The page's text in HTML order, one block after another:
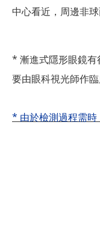
中心看近，周邊非球
* 漸進式隱形眼鏡有
要由眼科視光師作臨
* 由於檢測過程需